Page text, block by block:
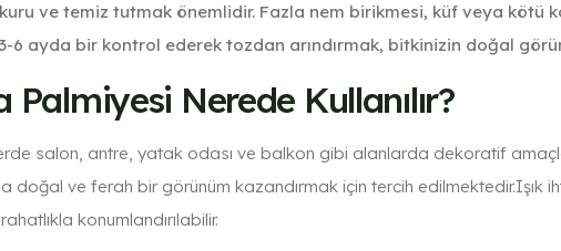
kuru ve temiz tutmak önemlidir. Fazla nem birikmesi, küf veya
6 ayda bir kontrol ederek tozdan arındırmak, bitkinizin doğal
Palmiyesi Nerede Kullanılır?
salon, antre, yatak odası ve balkon gibi alanlarda dekoratif
ve ferah bir görünüm kazandırmak için tercih edilmektedir.Işık
konumlandırılabilir.